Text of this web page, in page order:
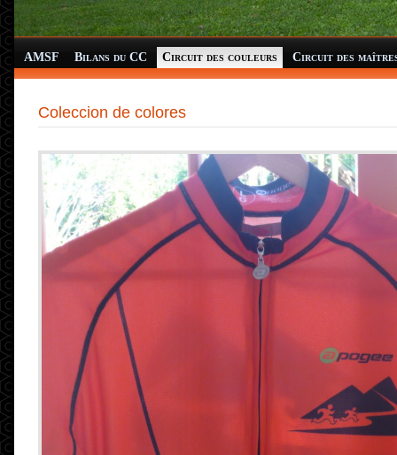
AMSF Bilans du CC Circuit des couleurs Circuit des
Coleccion de colores